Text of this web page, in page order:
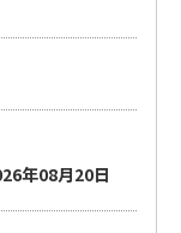
年08月20日